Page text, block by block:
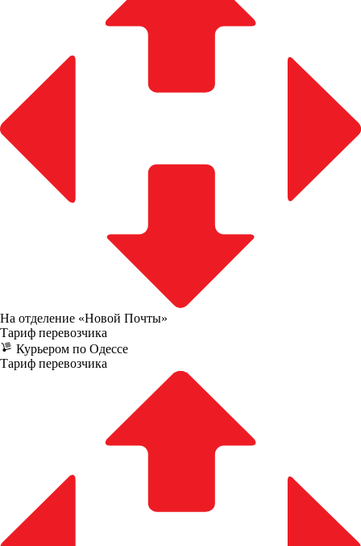
На отделение «Новой Почты»
Тариф перевозчика
Курьером по Одессе
Тариф перевозчика